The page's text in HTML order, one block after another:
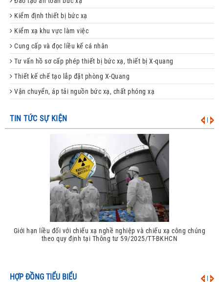
Kiểm định thiết bị bức xạ
Kiểm xạ khu vực làm việc
Cung cấp và đọc liều kế cá nhân
Tư vấn hồ sơ cấp phép thiết bị bức xạ, thiết bị X-quang
Thiết kế chế tạo lắp đặt phòng X-Quang
Vận chuyển, áp tải nguồn bức xạ, chất phóng xạ
TIN TỨC SỰ KIỆN |
Giới hạn liều đối với chiếu xạ nghề nghiệp và chiếu xạ công chúng
theo quy định tại Thông tư 59/2025/TT-BKHCN
HỢP ĐỒNG TIỂU BIỂU |